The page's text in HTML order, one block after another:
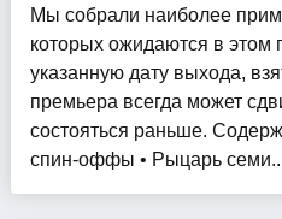
Мы собрали наиболее
которых ожидаются в этом
указанную дату выхода,
премьера всегда может
состояться раньше.
спин-оффы • Рыцарь